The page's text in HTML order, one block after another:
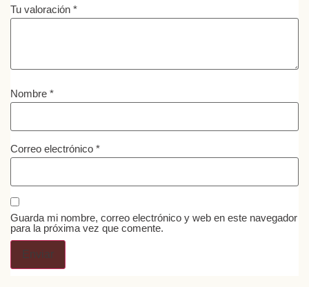
Tu valoración *
Nombre *
Correo electrónico *
Guarda mi nombre, correo electrónico y web en este navegador
para la próxima vez que comente.